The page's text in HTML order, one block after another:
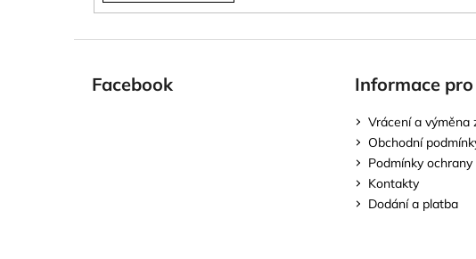
Facebook Informace
Vrácení a výměna
Obchodní
Podmínky
Kontakty
Dodání a platba